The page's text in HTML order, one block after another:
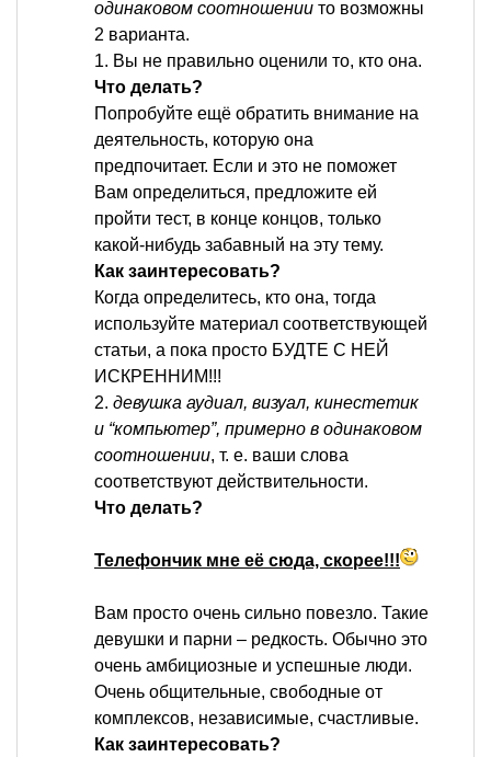
одинаковом соотношении то возможны
2 варианта.
1. Вы не правильно оценили то, кто она.
Что делать?
Попробуйте ещё обратить внимание на
деятельность, которую она
предпочитает. Если и это не поможет
Вам определиться, предложите ей
пройти тест, в конце концов, только
какой-нибудь забавный на эту тему.
Как заинтересовать?
Когда определитесь, кто она, тогда
используйте материал соответствующей
статьи, а пока просто БУДТЕ С НЕЙ
ИСКРЕННИМ!!!
2. девушка аудиал, визуал, кинестетик
и “компьютер”, примерно в одинаковом
соотношении, т. е. ваши слова
соответствуют действительности.
Что делать?
Телефончик мне её сюда, скорее!!!
Вам просто очень сильно повезло. Такие
девушки и парни – редкость. Обычно это
очень амбициозные и успешные люди.
Очень общительные, свободные от
комплексов, независимые, счастливые.
Как заинтересовать?